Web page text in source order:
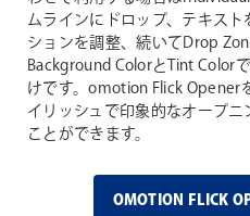
ムラインにドロップ、テキス
ションを調整、続いてDrop
Background ColorとTint Color
けです。omotion Flick Opener
イリッシュで印象的なオープ
ことができます。
OMOTION FLICK